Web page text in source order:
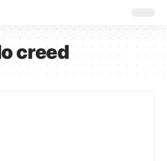
creed